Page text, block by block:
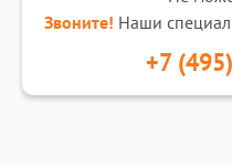
Звоните! Наши
+7